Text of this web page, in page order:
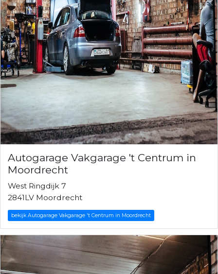
Autogarage Vakgarage 't Centrum in
Moordrecht
West Ringdijk 7
2841LV Moordrecht
bekijk Autogarage Vakgarage 't Centrum in Moordrecht